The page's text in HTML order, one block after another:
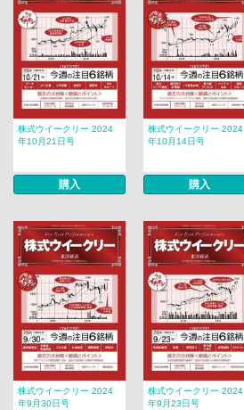
株式ウイークリー 2024
年10月21日号
購入
株式ウイークリー 2024
年10月14日号
購入
株式ウイークリー 2024
年9月30日号
株式ウイークリー 2024
年9月23日号